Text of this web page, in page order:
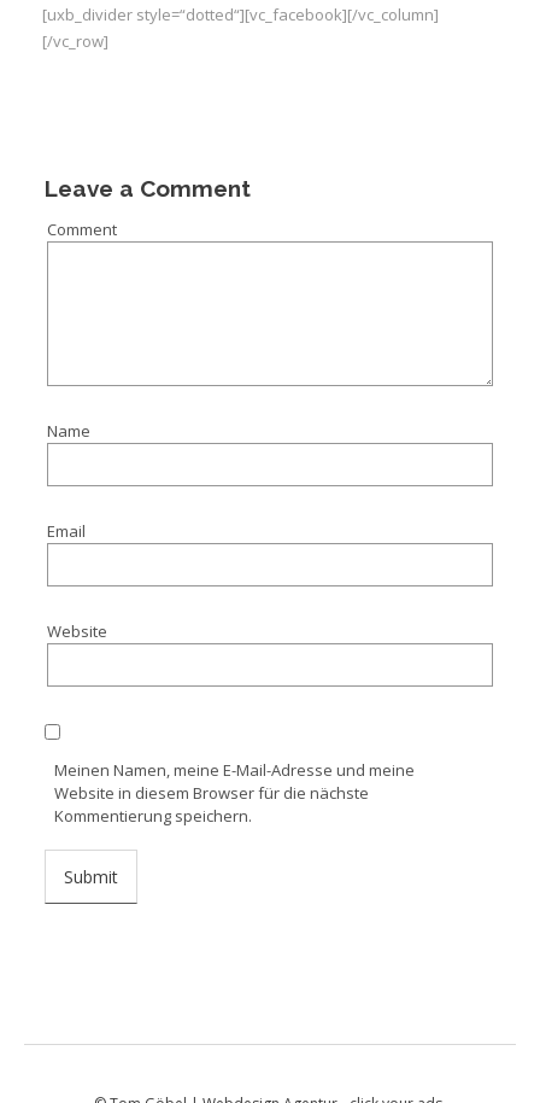
[uxb_divider style=“dotted“][vc_facebook][/vc_column]
[/vc_row]
Leave a Comment
Comment
Name
Email
Website
Meinen Namen, meine E-Mail-Adresse und meine
Website in diesem Browser für die nächste
Kommentierung speichern.